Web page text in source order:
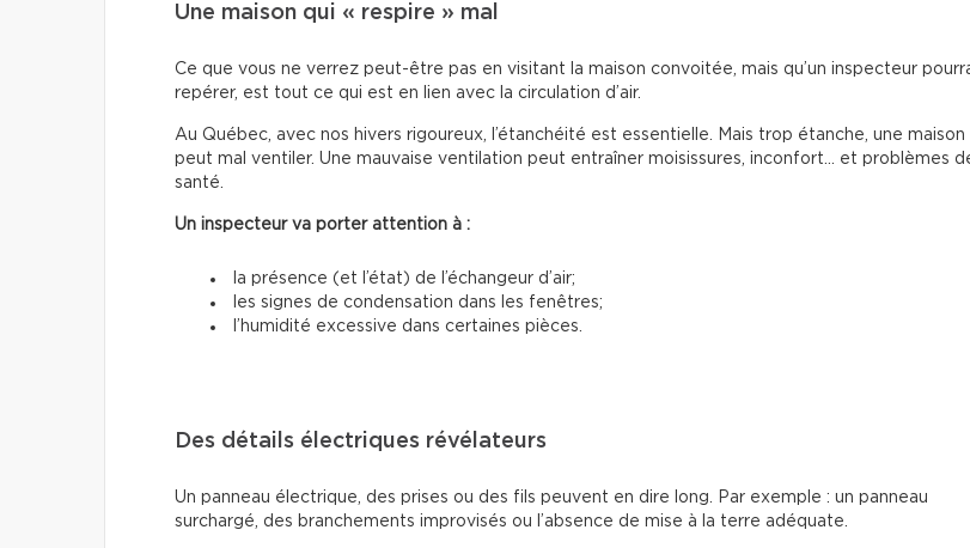
Une maison qui « respire » mal
Ce que vous ne verrez peut-être pas en visitant la maison convoitée, mais qu’un inspecteur
repérer, est tout ce qui est en lien avec la circulation d’air.
Au Québec, avec nos hivers rigoureux, l’étanchéité est essentielle. Mais trop étanche, une maison
peut mal ventiler. Une mauvaise ventilation peut entraîner moisissures, inconfort… et problèmes
santé.
Un inspecteur va porter attention à :
la présence (et l’état) de l’échangeur d’air;
les signes de condensation dans les fenêtres;
l’humidité excessive dans certaines pièces.
Des détails électriques révélateurs
Un panneau électrique, des prises ou des fils peuvent en dire long. Par exemple : un panneau
surchargé, des branchements improvisés ou l’absence de mise à la terre adéquate.